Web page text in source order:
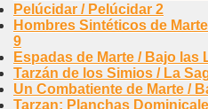
Pelúcidar / Pelúcidar 2
Hombres Sintéticos de
9
Espadas de Marte / Bajo las
Tarzán de los Simios / La
Un Combatiente de Marte /
Tarzan: Planchas